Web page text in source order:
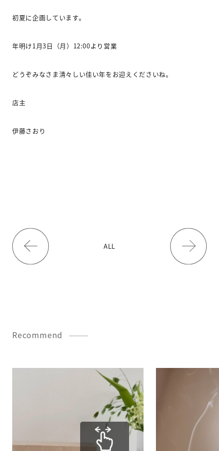
初夏に企画しています。
年明け1 月3日（月） 12:00より営業
どうぞみなさま清々しい佳い年をお迎えくださいね。
店主
伊藤さおり
ALL
Recommend